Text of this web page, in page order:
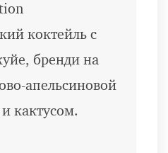
коктейль с
бренди на
апельсиновой
кактусом.